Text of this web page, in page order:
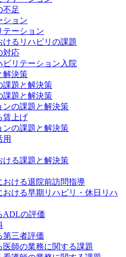
不足
ション
テーション
るリハビリの課題
対応
リテーション入院
解決策
課題と解決策
課題と解決策
ンの課題と解決策
賃上げ
ンの課題と解決策
用
ける課題と解決策
おける退院前訪問指導
ける早期リハビリ・休日リハ
ADLの評価
第三者評価
医師の業務に関する課題